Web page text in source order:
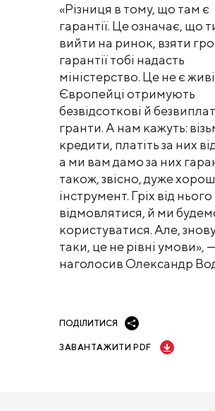
«Різниця в тому, що там є
гарантії. Це означає, що
вийти на ринок, взяти
гарантії тобі надасть
міністерство. Це не є
Європейці отримують
безвідсоткові й
гранти. А нам кажуть:
кредити, платіть за них
а ми вам дамо за них
також, звісно, дуже
інструмент. Гріх від нього
відмовлятися, й ми
користуватися. Але,
таки, це не рівні умови», —
наголосив Олександр
ПОДІЛИТИСЯ
ЗАВАНТАЖИТИ PDF